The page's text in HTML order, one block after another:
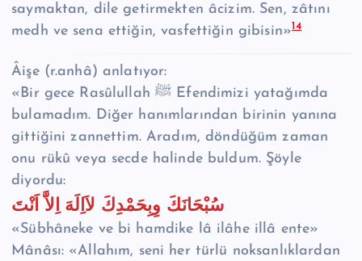
saymaktan, dile getirmekten âcizim. Sen, zâtını
medh ve sena ettiğin, vasfettiğin gibisin»14
Âişe (r.anhâ) anlatıyor:
«Bir gece Rasûlullah ﷺ Efendimizi yatağımda
bulamadım. Diğer hanımlarından birinin yanına
gittiğini zannettim. Aradım, döndüğüm zaman
onu rükû veya secde halinde buldum. Şöyle
diyordu:
سُبْحَانَكَ وِبِحَمْدِكَ لاَاِلَهَ اِلاَّ اَنْتَ
«Sübhâneke ve bi hamdike lâ ilâhe illâ ente»
Mânâsı: «Allahım, seni her türlü noksanlıklardan